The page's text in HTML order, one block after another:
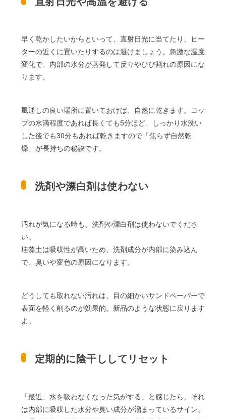
早く乾かしたいからといって、直射日光に当てたり、ヒー
ターの近くに置いたりするのは避けましょう。急激な温度
変化で、内部の水分が蒸発して反りやひび割れの原因にな
ります。
風通しの良い場所に置いておけば、自然に乾きます。コッ
プの水滴程度であれば長くても5分ほど、しっかり水洗い
した後でも30分もあれば乾きますので「焦らず自然乾
燥」が長持ちの秘訣です。
洗剤や漂白剤は使わない
汚れが気になる時も、洗剤や漂白剤は使わないでくださ
い。
珪藻土は吸収性が高いため、洗剤成分が内部に染み込ん
で、臭いや変色の原因になります。
どうしても取れない汚れは、目の細かいサンドペーパーで
表面を軽く削るのが効果的。新品のような状態に戻ります
よ。
定期的に陰干ししてリセット
「最近、水を吸わなくなった気がする」と感じたら、それ
は内部に吸収した水分や臭い成分が溜まっているサイン。